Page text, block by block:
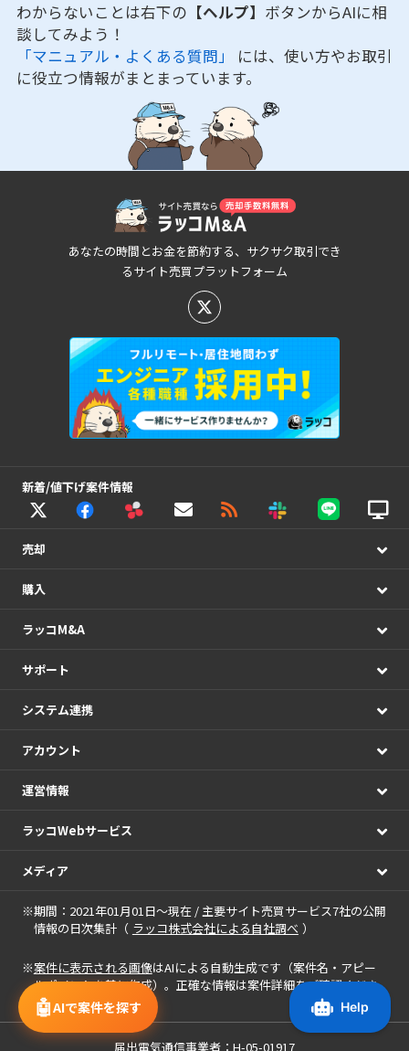
🤖AIで案件を探す
わからないことは右下の 【ヘルプ】 ボタンからAIに相
談してみよう！
「マニュアル・よくある質問」 には、使い方やお取引
に役立つ情報がまとまっています。
あなたの時間とお金を節約する、サクサク取引でき
るサイト売買プラットフォーム
新着/値下げ案件情報
売却
購入
ラッコM&A
サポート
システム連携
アカウント
運営情報
ラッコWebサービス
メディア
※期間：2021年01月01日～現在 / 主要サイト売買サービス7社の公開
情報の日次集計（ ラッコ株式会社による自社調べ ）
※案件に表示される画像はAIによる自動生成です（案件名・アピー
ルポイントを基に作成）。正確な情報は案件詳細をご確認くださ
い。
届出電気通信事業者：H-05-01917